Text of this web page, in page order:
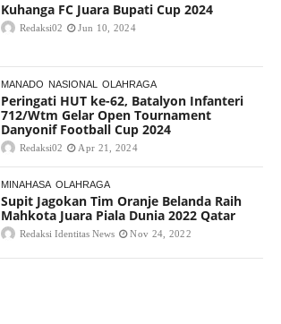
Kuhanga FC Juara Bupati Cup 2024
Redaksi02 Jun 10, 2024
MANADO NASIONAL OLAHRAGA
Peringati HUT ke-62, Batalyon Infanteri
712/Wtm Gelar Open Tournament
Danyonif Football Cup 2024
Redaksi02 Apr 21, 2024
MINAHASA OLAHRAGA
Supit Jagokan Tim Oranje Belanda Raih
Mahkota Juara Piala Dunia 2022 Qatar
Redaksi Identitas News Nov 24, 2022